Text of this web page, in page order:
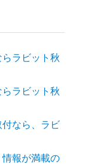
ラビット秋
ラビット秋
なら、ラビ
報が満載の